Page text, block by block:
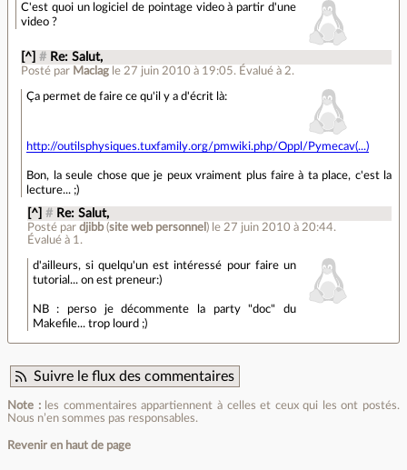
C'est quoi un logiciel de pointage video à partir d'une
video ?
[^] # Re: Salut,
Posté par Maclag le 27 juin 2010 à 19:05. Évalué à 2.
Ça permet de faire ce qu'il y a d'écrit là:
http://outilsphysiques.tuxfamily.org/pmwiki.php/Oppl/Pymecav(...)
Bon, la seule chose que je peux vraiment plus faire à ta place, c'est la
lecture... ;)
[^] # Re: Salut,
Posté par djibb(site web personnel ) le 27 juin 2010 à 20:44.
Évalué à 1 .
d'ailleurs, si quelqu'un est intéressé pour faire un
tutorial... on est preneur:)
NB : perso je décommente la party "doc" du
Makefile... trop lourd ;)
Suivre le flux des commentaires
Note :les commentaires appartiennent à celles et ceux qui les ont postés.
Nous n’en sommes pas responsables.
Revenir en haut de page